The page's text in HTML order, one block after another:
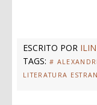
ESCRITO POR
TAGS: #
LITERATURA